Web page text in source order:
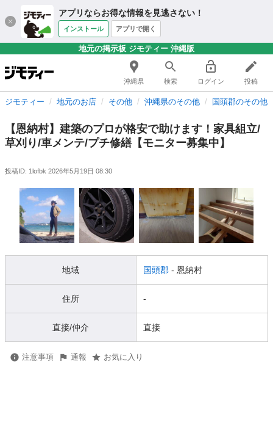
アプリならお得な情報を見逃さない！
インストール アプリで開く
地元の掲示板 ジモティー 沖縄版
沖縄県 検索 ログイン 投稿
ジモティー 地元のお店 その他 沖縄県のその他 国頭郡のその他
【恩納村】建築のプロが格安で助けます！家具組立/
草刈り/車メンテ/プチ修繕【モニター募集中】
投稿ID: 1lofbk 2026年5月19日 08:30
地域 国頭郡 - 恩納村
住所 -
直接/仲介 直接
注意事項 通報 お気に入り